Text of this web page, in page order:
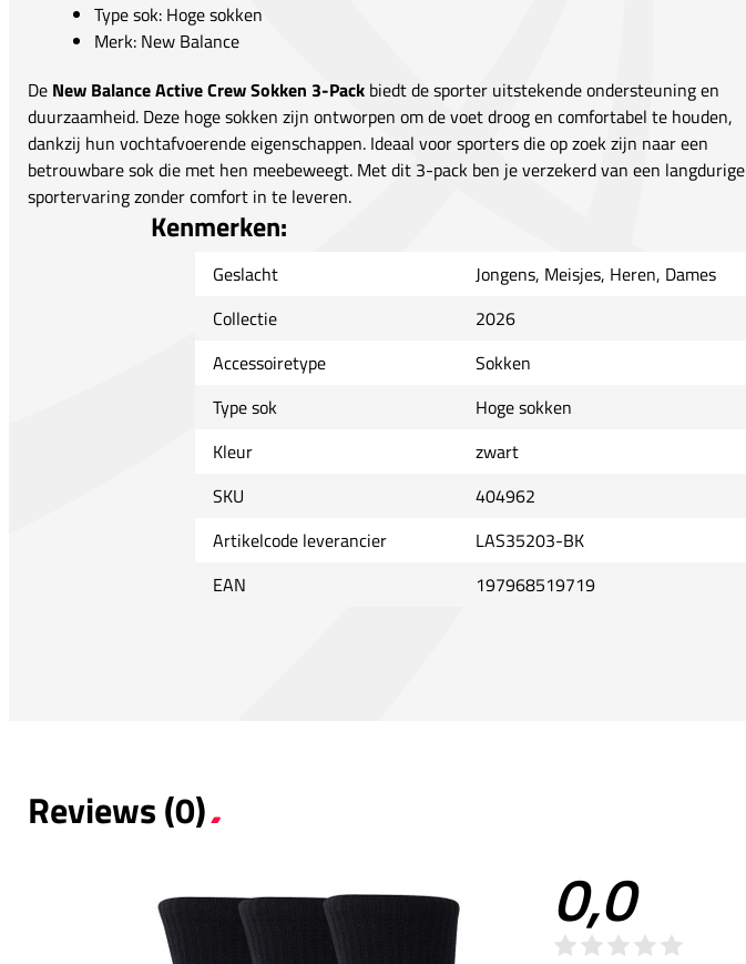
Type sok: Hoge sokken
Merk: New Balance
De New Balance Active Crew Sokken 3-Pack biedt de sporter uitstekende ondersteuning en
duurzaamheid. Deze hoge sokken zijn ontworpen om de voet droog en comfortabel te houden,
dankzij hun vochtafvoerende eigenschappen. Ideaal voor sporters die op zoek zijn naar een
betrouwbare sok die met hen meebeweegt. Met dit 3-pack ben je verzekerd van een langdurige
sportervaring zonder comfort in te leveren.
Kenmerken:
Geslacht
Jongens, Meisjes, Heren, Dames
Collectie
2026
Accessoiretype
Sokken
Type sok
Hoge sokken
Kleur
zwart
SKU
404962
Artikelcode leverancier
LAS35203-BK
EAN
197968519719
Reviews (0)
0,0